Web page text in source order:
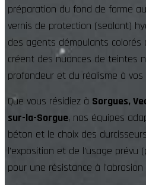
préparation du fond de forme
vernis de protection (sealant)
des agents démoulants colorés
créent des nuances de teintes
profondeur et du réalisme à vos
Que vous résidiez à Sorgues,
sur-la-Sorgue, nos équipes
béton et le choix des
l'exposition et de l'usage prévu
pour une résistance à